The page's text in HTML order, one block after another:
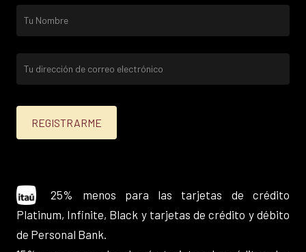
25% menos para las tarjetas de crédito
Platinum, Infinite, Black y tarjetas de crédito y débito
de Personal Bank.